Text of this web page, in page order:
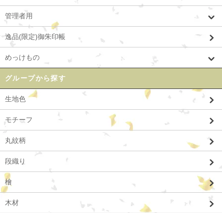
管理者用
逸品(限定)御朱印帳
めっけもの
グループから探す
生地色
モチーフ
丸紋柄
段織り
檜
木材